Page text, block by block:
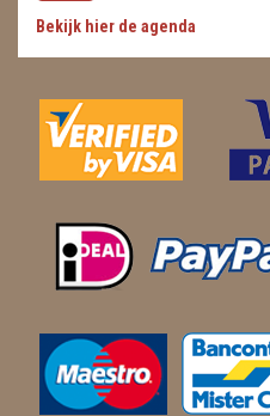
Bekijk hier de agenda